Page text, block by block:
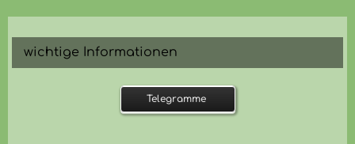
wichtige Informationen
Telegramme